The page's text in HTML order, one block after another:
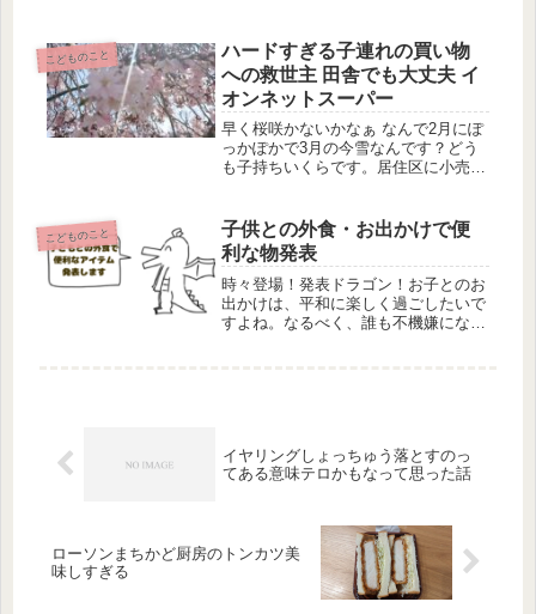
iPhone Android 送料無料価格：500円
（...
こどものこと
ハードすぎる子連れの買い物
への救世主 田舎でも大丈夫 イ
オンネットスーパー
早く桜咲かないかなぁ なんで2月にぽ
っかぽかで3月の今雪なんです？どう
も子持ちいくらです。居住区に小売店
パーこの度初めて使ったのですがこり
ゃ神だな！？と１回の利用で虜にな
っ...
こどものこと
子供との外食・お出かけで便
利な物発表
時々登場！発表ドラゴン！お子とのお
出かけは、平和に楽しく過ごしたいで
すよね。なるべく、誰も不機嫌になら
イヤリングしょっちゅう落とすのっ
てある意味テロかもなって思った話
ローソンまちかど厨房のトンカツ美
味しすぎる